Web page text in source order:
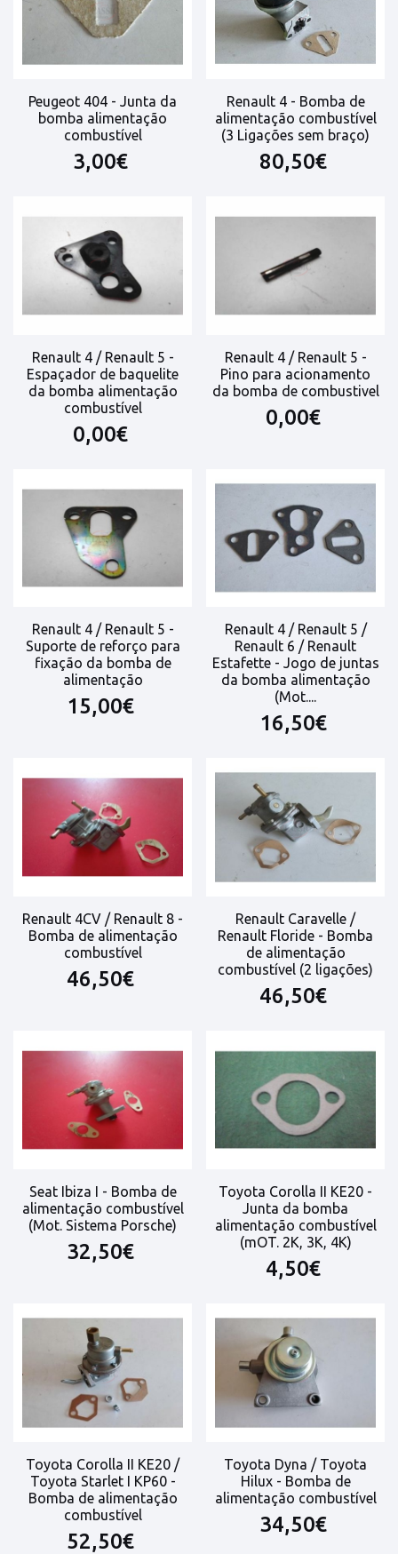
Peugeot 404 - Junta da
bomba alimentação
combustível
3,00€
Renault 4 - Bomba de
alimentação combustível
(3 Ligações sem braço)
80,50€
Renault 4 / Renault 5 -
Espaçador de baquelite
da bomba alimentação
combustível
0,00€
Renault 4 / Renault 5 -
Pino para acionamento
da bomba de combustivel
0,00€
Renault 4 / Renault 5 -
Suporte de reforço para
fixação da bomba de
alimentação
15,00€
Renault 4 / Renault 5 /
Renault 6 / Renault
Estafette - Jogo de juntas
da bomba alimentação
(Mot....
16,50€
Renault 4CV / Renault 8 -
Bomba de alimentação
combustível
46,50€
Renault Caravelle /
Renault Floride - Bomba
de alimentação
combustível (2 ligações)
46,50€
Seat Ibiza I - Bomba de
alimentação combustível
(Mot. Sistema Porsche)
32,50€
Toyota Corolla II KE20 -
Junta da bomba
alimentação combustível
(mOT. 2K, 3K, 4K)
4,50€
Toyota Corolla II KE20 /
Toyota Starlet I KP60 -
Bomba de alimentação
combustível
52,50€
Toyota Dyna / Toyota
Hilux - Bomba de
alimentação combustível
34,50€